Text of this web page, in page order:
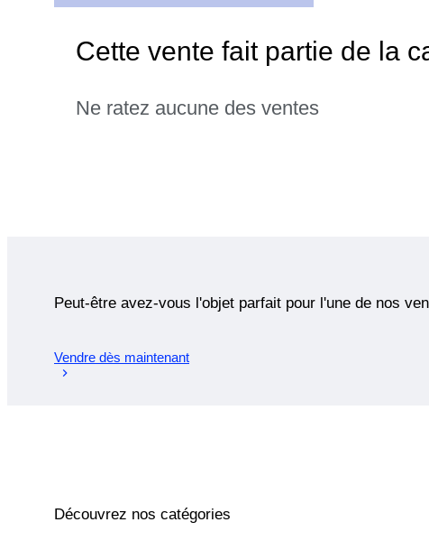
Cette vente fait partie de la
Ne ratez aucune des ventes
Peut-être avez-vous l'objet parfait pour l'une de nos
Vendre dès maintenant
Découvrez nos catégories